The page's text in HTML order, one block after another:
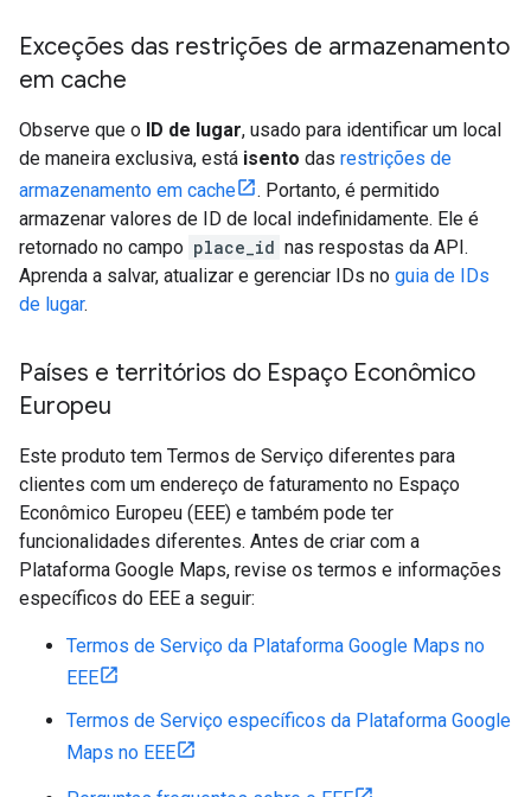
Exceções das restrições de armazenamento
em cache
Observe que o ID de lugar, usado para identificar um local
de maneira exclusiva, está isento das restrições de
armazenamento em cache
. Portanto, é permitido
armazenar valores de ID de local indefinidamente. Ele é
retornado no campo place_id nas respostas da API.
Aprenda a salvar, atualizar e gerenciar IDs no guia de IDs
de lugar.
Países e territórios do Espaço Econômico
Europeu
Este produto tem Termos de Serviço diferentes para
clientes com um endereço de faturamento no Espaço
Econômico Europeu (EEE) e também pode ter
funcionalidades diferentes. Antes de criar com a
Plataforma Google Maps, revise os termos e informações
específicos do EEE a seguir:
Termos de Serviço da Plataforma Google Maps no
EEE
Termos de Serviço específicos da Plataforma Google
Maps no EEE